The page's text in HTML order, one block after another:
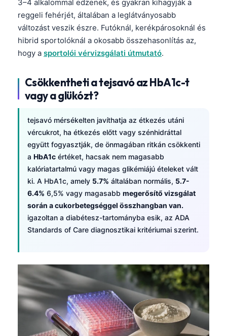
3–4 alkalommal edzenek, és gyakran kihagyják a
reggeli fehérjét, általában a leglátványosabb
változást veszik észre. Futóknál, kerékpárosoknál és
hibrid sportolóknál a okosabb összehasonlítás az,
hogy a sportolói vérvizsgálati útmutató.
Csökkentheti a tejsavó az HbA1c-t
vagy a glükózt?
tejsavó mérsékelten javíthatja az étkezés utáni
vércukrot, ha étkezés előtt vagy szénhidráttal
együtt fogyasztják, de önmagában ritkán csökkenti
a HbA1c értéket, hacsak nem magasabb
kalóriatartalmú vagy magas glikémiájú ételeket vált
ki. A HbA1c, amely 5.7% általában normális, 5.7-
6.4% 6,5% vagy magasabb megerősítő vizsgálat
során a cukorbetegséggel összhangban van.
igazoltan a diabétesz-tartományba esik, az ADA
Standards of Care diagnosztikai kritériumai szerint.